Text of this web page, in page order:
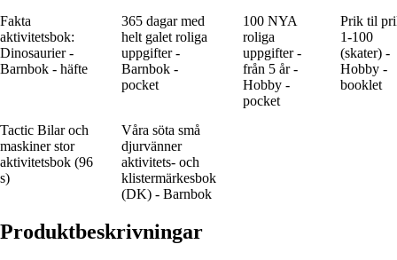
Fakta
aktivitetsbok:
Dinosaurier -
Barnbok - häfte
365 dagar med
helt galet roliga
uppgifter -
Barnbok -
pocket
100 NYA
roliga
uppgifter -
från 5 år -
Hobby -
pocket
Prik til
1-100
(skater) -
Hobby -
booklet
Tactic Bilar och
maskiner stor
aktivitetsbok (96
s)
Våra söta små
djurvänner
aktivitets- och
klistermärkesbok
(DK) - Barnbok
Produktbeskrivningar